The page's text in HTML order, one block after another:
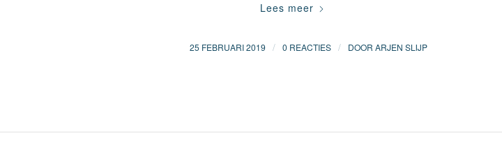
Lees meer
25 FEBRUARI 2019 / 0 REACTIES / DOOR ARJEN SLIJP